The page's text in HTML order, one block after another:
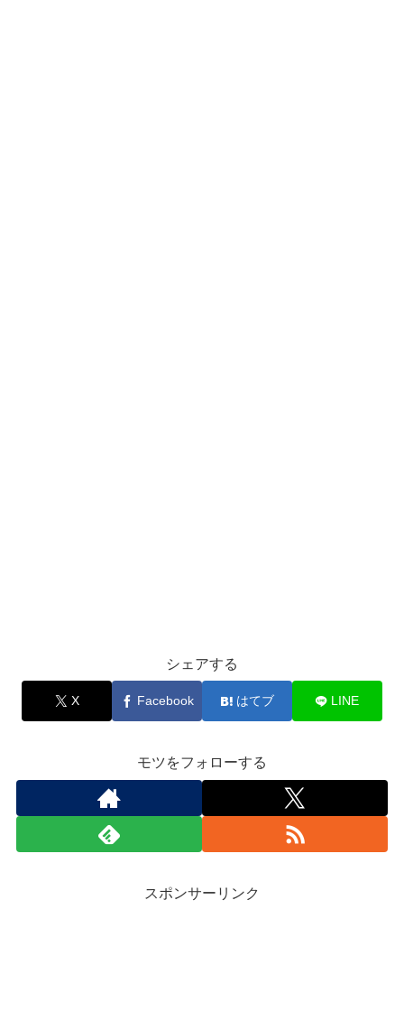
シェアする
X Facebook はてブ LINE
モツをフォローする
スポンサーリンク